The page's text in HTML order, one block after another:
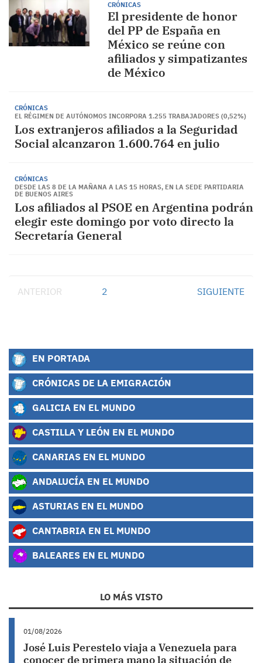
CRÓNICAS
El presidente de honor
del PP de España en
México se reúne con
afiliados y simpatizantes
de México
CRÓNICAS
EL RÉGIMEN DE AUTÓNOMOS INCORPORA 1.255 TRABAJADORES (0,52%)
Los extranjeros afiliados a la Seguridad
Social alcanzaron 1.600.764 en julio
CRÓNICAS
DESDE LAS 8 DE LA MAÑANA A LAS 15 HORAS, EN LA SEDE PARTIDARIA
DE BUENOS AIRES
Los afiliados al PSOE en Argentina podrán
elegir este domingo por voto directo la
Secretaría General
ANTERIOR 2 SIGUIENTE
EN PORTADA
CRÓNICAS DE LA EMIGRACIÓN
GALICIA EN EL MUNDO
CASTILLA Y LEÓN EN EL MUNDO
CANARIAS EN EL MUNDO
ANDALUCÍA EN EL MUNDO
ASTURIAS EN EL MUNDO
CANTABRIA EN EL MUNDO
BALEARES EN EL MUNDO
LO MÁS VISTO
01/08/2026
José Luis Perestelo viaja a Venezuela para
conocer de primera mano la situación de